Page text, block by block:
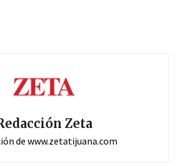
Zeta
de www.zetatijuana.com